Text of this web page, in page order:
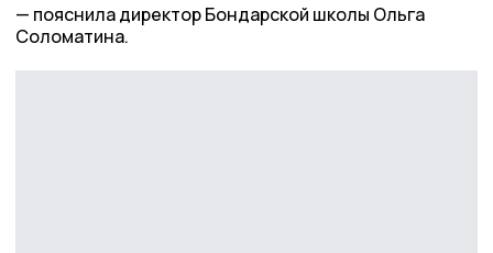
пояснила директор Бондарской школы Ольга
Соломатина.